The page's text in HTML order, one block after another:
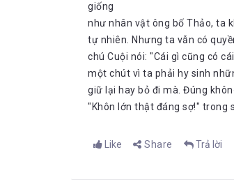
giống
như nhân vật ông bố Thảo, ta
tự nhiên. Nhưng ta vẫn có
chú Cuội nói: "Cái gì cũng có
một chút vì ta phải hy sinh
giữ lại hay bỏ đi mà. Đúng
"Khôn lớn thật đáng sợ!" trong
Like Share Trả lời